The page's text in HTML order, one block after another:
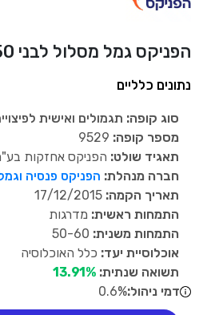
הפניקס גמל מסלול לבני 50 עד 60
נתונים כלליים
סוג קופה: תגמולים ואישית
מספר קופה:
תאגיד שולט: הפניקס אחזקות
חברה מנהלת: הפניקס פנסיה
תאריך הקמה:
התמחות ראשית: מדרגות
התמחות משנית:
אוכלוסיית יעד: כלל האוכלוסיה
תשואה שנתית: 13.91%
דמי ניהול:0.6%
אני מאשר שקראתי ומסכים
או מצדדים שלישיים.